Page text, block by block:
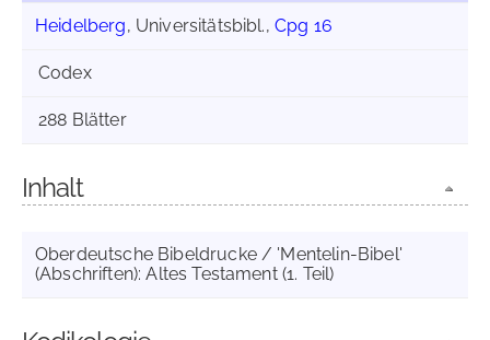
Heidelberg, Universitätsbibl., Cpg 16
Codex
288 Blätter
Inhalt
Oberdeutsche Bibeldrucke / 'Mentelin-Bibel'
(Abschriften): Altes Testament (1. Teil)